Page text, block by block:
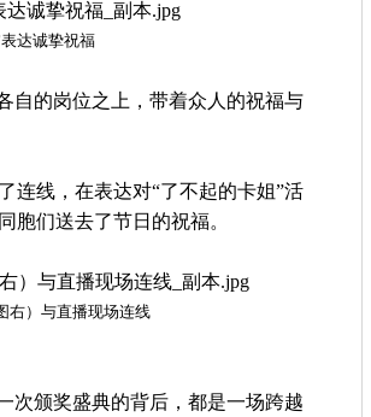
达诚挚祝福
自的岗位之上，带着众人的祝福与
连线，在表达对“了不起的卡姐”活
胞们送去了节日的祝福。
右）与直播现场连线
次颁奖盛典的背后，都是一场跨越